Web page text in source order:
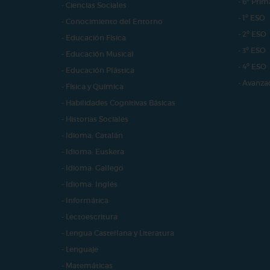
- Ciencias Sociales
- Conocimiento del Entorno
- Educación Física
- Educación Musical
- Educación Plástica
- Física y Química
- Habilidades Cognitivas Básicas
- Historias Sociales
- Idioma: Catalán
- Idioma: Euskera
- Idioma: Gallego
- Idioma: Inglés
- Informática
- Lectoescritura
- Lengua Castellana y Literatura
- Lenguaje
- Matemáticas
- 1º ESO
- 2º ESO
- 3º ESO
- 4º ESO
-